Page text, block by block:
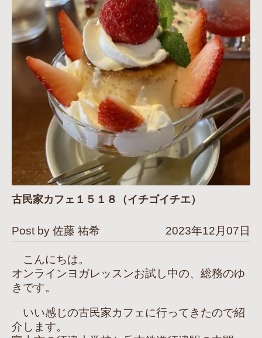
古民家カフェ１５１８（イチゴイチエ）
Post by 佐藤 祐希 2023年12月07日
こんにちは。
オンラインヨガレッスンお試し中の、総務のゆ
きです。
いい感じの古民家カフェに行ってきたので紹
介します。